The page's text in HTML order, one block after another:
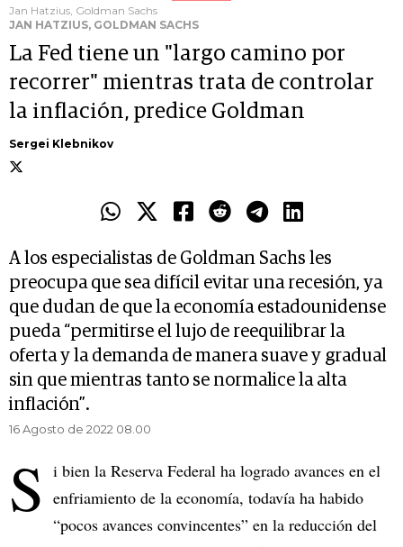
Jan Hatzius, Goldman Sachs
JAN HATZIUS, GOLDMAN SACHS
La Fed tiene un "largo camino por
recorrer" mientras trata de controlar
la inflación, predice Goldman
Sergei Klebnikov
A los especialistas de Goldman Sachs les
preocupa que sea difícil evitar una recesión, ya
que dudan de que la economía estadounidense
pueda “permitirse el lujo de reequilibrar la
oferta y la demanda de manera suave y gradual
sin que mientras tanto se normalice la alta
inflación”.
16 Agosto de 2022 08.00
S i bien la Reserva Federal ha logrado avances en el
enfriamiento de la economía, todavía ha habido
“pocos avances convincentes” en la reducción del